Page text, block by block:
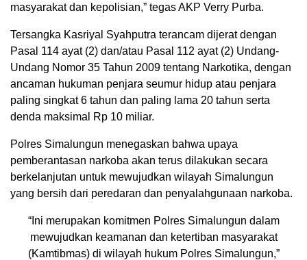
masyarakat dan kepolisian,” tegas AKP Verry Purba.
Tersangka Kasriyal Syahputra terancam dijerat dengan
Pasal 114 ayat (2) dan/atau Pasal 112 ayat (2) Undang-
Undang Nomor 35 Tahun 2009 tentang Narkotika, dengan
ancaman hukuman penjara seumur hidup atau penjara
paling singkat 6 tahun dan paling lama 20 tahun serta
denda maksimal Rp 10 miliar.
Polres Simalungun menegaskan bahwa upaya
pemberantasan narkoba akan terus dilakukan secara
berkelanjutan untuk mewujudkan wilayah Simalungun
yang bersih dari peredaran dan penyalahgunaan narkoba.
“Ini merupakan komitmen Polres Simalungun dalam
mewujudkan keamanan dan ketertiban masyarakat
(Kamtibmas) di wilayah hukum Polres Simalungun,”